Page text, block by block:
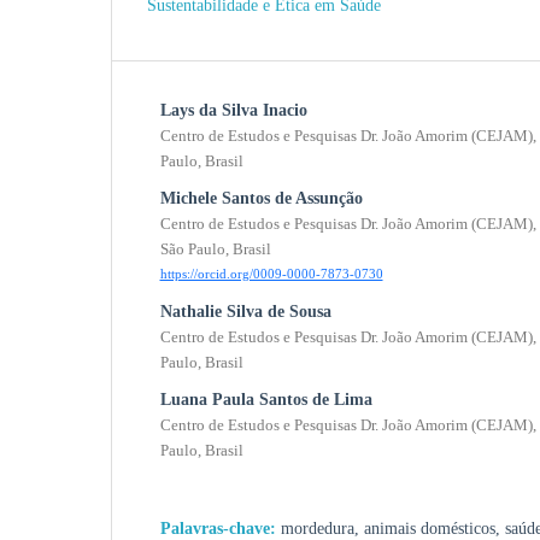
Sustentabilidade e Ética em Saúde
Lays da Silva Inacio
Centro de Estudos e Pesquisas Dr. João Amorim
Paulo, Brasil
Michele Santos de Assunção
Centro de Estudos e Pesquisas Dr. João Amorim
São Paulo, Brasil
https://orcid.org/0009-0000-7873-0730
Nathalie Silva de Sousa
Centro de Estudos e Pesquisas Dr. João Amorim
Paulo, Brasil
Luana Paula Santos de Lima
Centro de Estudos e Pesquisas Dr. João Amorim
Paulo, Brasil
Palavras-chave: mordedura, animais domésticos,